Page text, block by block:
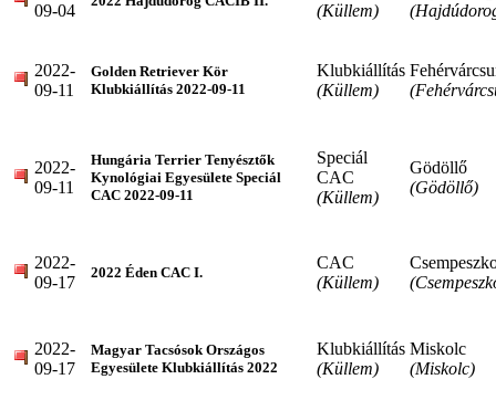
09-04
(Küllem)
2022-
09-11
Golden Retriever Kör
Klubkiállítás 2022-09-11
Klubkiállítás
(Küllem)
2022-
09-11
Hungária Terrier Tenyésztők
Kynológiai Egyesülete Speciál
CAC 2022-09-11
Speciál
CAC
(Küllem)
Gödöllő
(Gödöllő)
2022-
09-17
2022 Éden CAC I.
CAC
(Küllem)
2022-
09-17
Magyar Tacsósok Országos
Egyesülete Klubkiállítás 2022
Klubkiállítás
(Küllem)
Miskolc
(Miskolc)